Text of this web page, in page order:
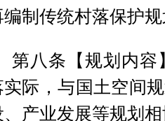
编制传统村落保护
第八条【规划内
实际，与国土空间
、产业发展等规划